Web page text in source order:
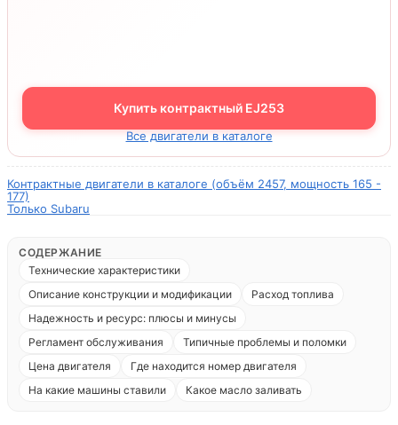
Купить контрактный EJ253
Все двигатели в каталоге
Контрактные двигатели в каталоге (объём 2457, мощность 165 -
177)
Только Subaru
СОДЕРЖАНИЕ
Технические характеристики
Описание конструкции и модификации
Расход топлива
Надежность и ресурс: плюсы и минусы
Регламент обслуживания
Типичные проблемы и поломки
Цена двигателя
Где находится номер двигателя
На какие машины ставили
Какое масло заливать